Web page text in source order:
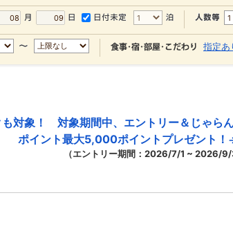
指定あ
対象！ 対象期間中、エントリー＆じゃら
ポイント最大5,000ポイントプレゼント！
（エントリー期間：2026/7/1 ~ 2026/9/